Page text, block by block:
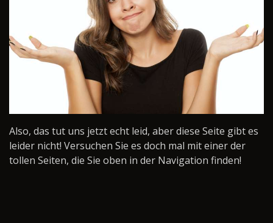
Also, das tut uns jetzt echt leid, aber diese Seite gibt es
leider nicht! Versuchen Sie es doch mal mit einer der
tollen Seiten, die Sie oben in der Navigation finden!